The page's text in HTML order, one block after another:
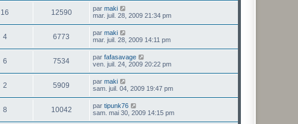
16 12590 par maki
mar. juil. 28, 2009 21:34 pm
4 6773 par maki
mar. juil. 28, 2009 14:11 pm
6 7534 par fafasavage
ven. juil. 24, 2009 20:22 pm
2 5909 par maki
sam. juil. 04, 2009 19:47 pm
8 10042 par tipunk76
sam. mai 30, 2009 14:15 pm